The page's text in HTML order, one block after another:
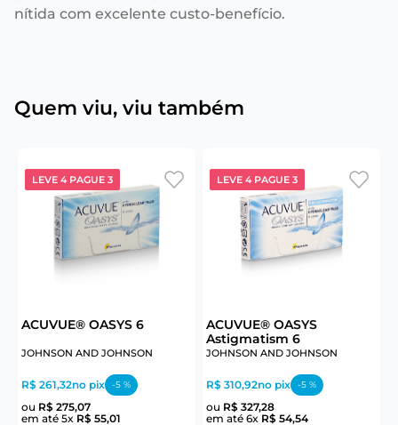
nítida com excelente custo-benefício.
Quem viu, viu também
LEVE 4 PAGUE 3
ACUVUE® OASYS 6
JOHNSON AND JOHNSON
R$ 261,32no pix -5 %
ou R$ 275,07
em até 5x R$ 55,01
LEVE 4 PAGUE 3
ACUVUE® OASYS
Astigmatism 6
JOHNSON AND JOHNSON
R$ 310,92no pix -5 %
ou R$ 327,28
em até 6x R$ 54,54